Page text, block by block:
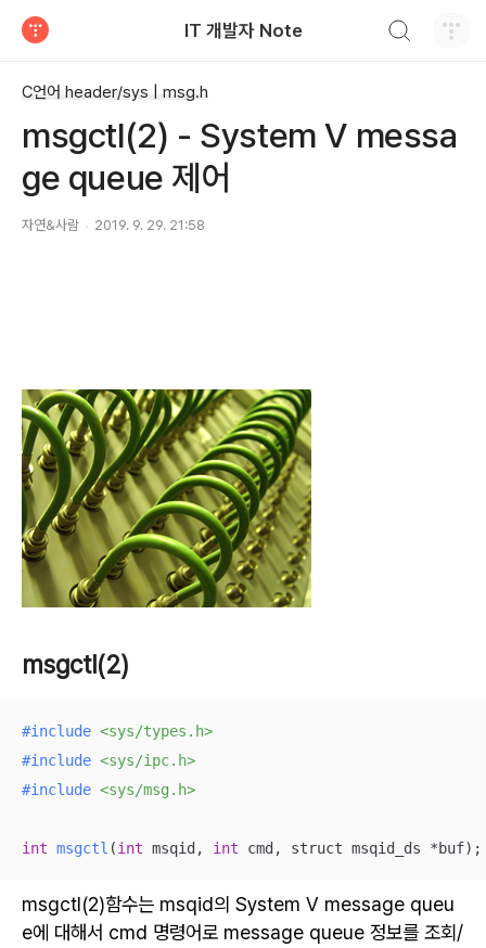
IT 개발자 Note
C언어 header/sys | msg.h
msgctl(2) - System V messa
ge queue 제어
자연&사람 2019. 9. 29. 21:58
msgctl(2)
#include <sys/types.h>
#include <sys/ipc.h>
#include <sys/msg.h>
int msgctl (int msqid, int cmd, struct msqid_ds *buf) ;
msgctl(2)함수는 msqid의 System V message queu
e에 대해서 cmd 명령어로 message queue 정보를 조회/